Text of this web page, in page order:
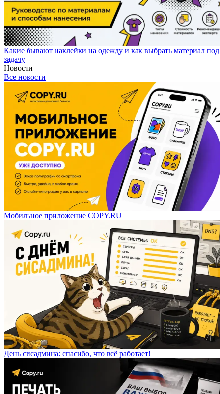
Какие бывают наклейки на одежду и как выбрать материал под
задачу
Новости
Все новости
Мобильное приложение COPY.RU
День сисадмина: спасибо, что всё работает!